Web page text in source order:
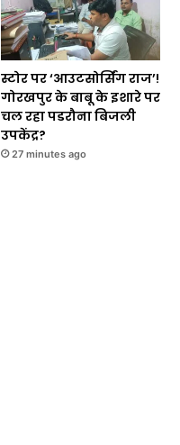
स्टोर पर ‘आउटसोर्सिंग राज’!
गोरखपुर के बाबू के इशारे पर
चल रहा पडरौना बिजली
उपकेंद्र?
27 minutes ago